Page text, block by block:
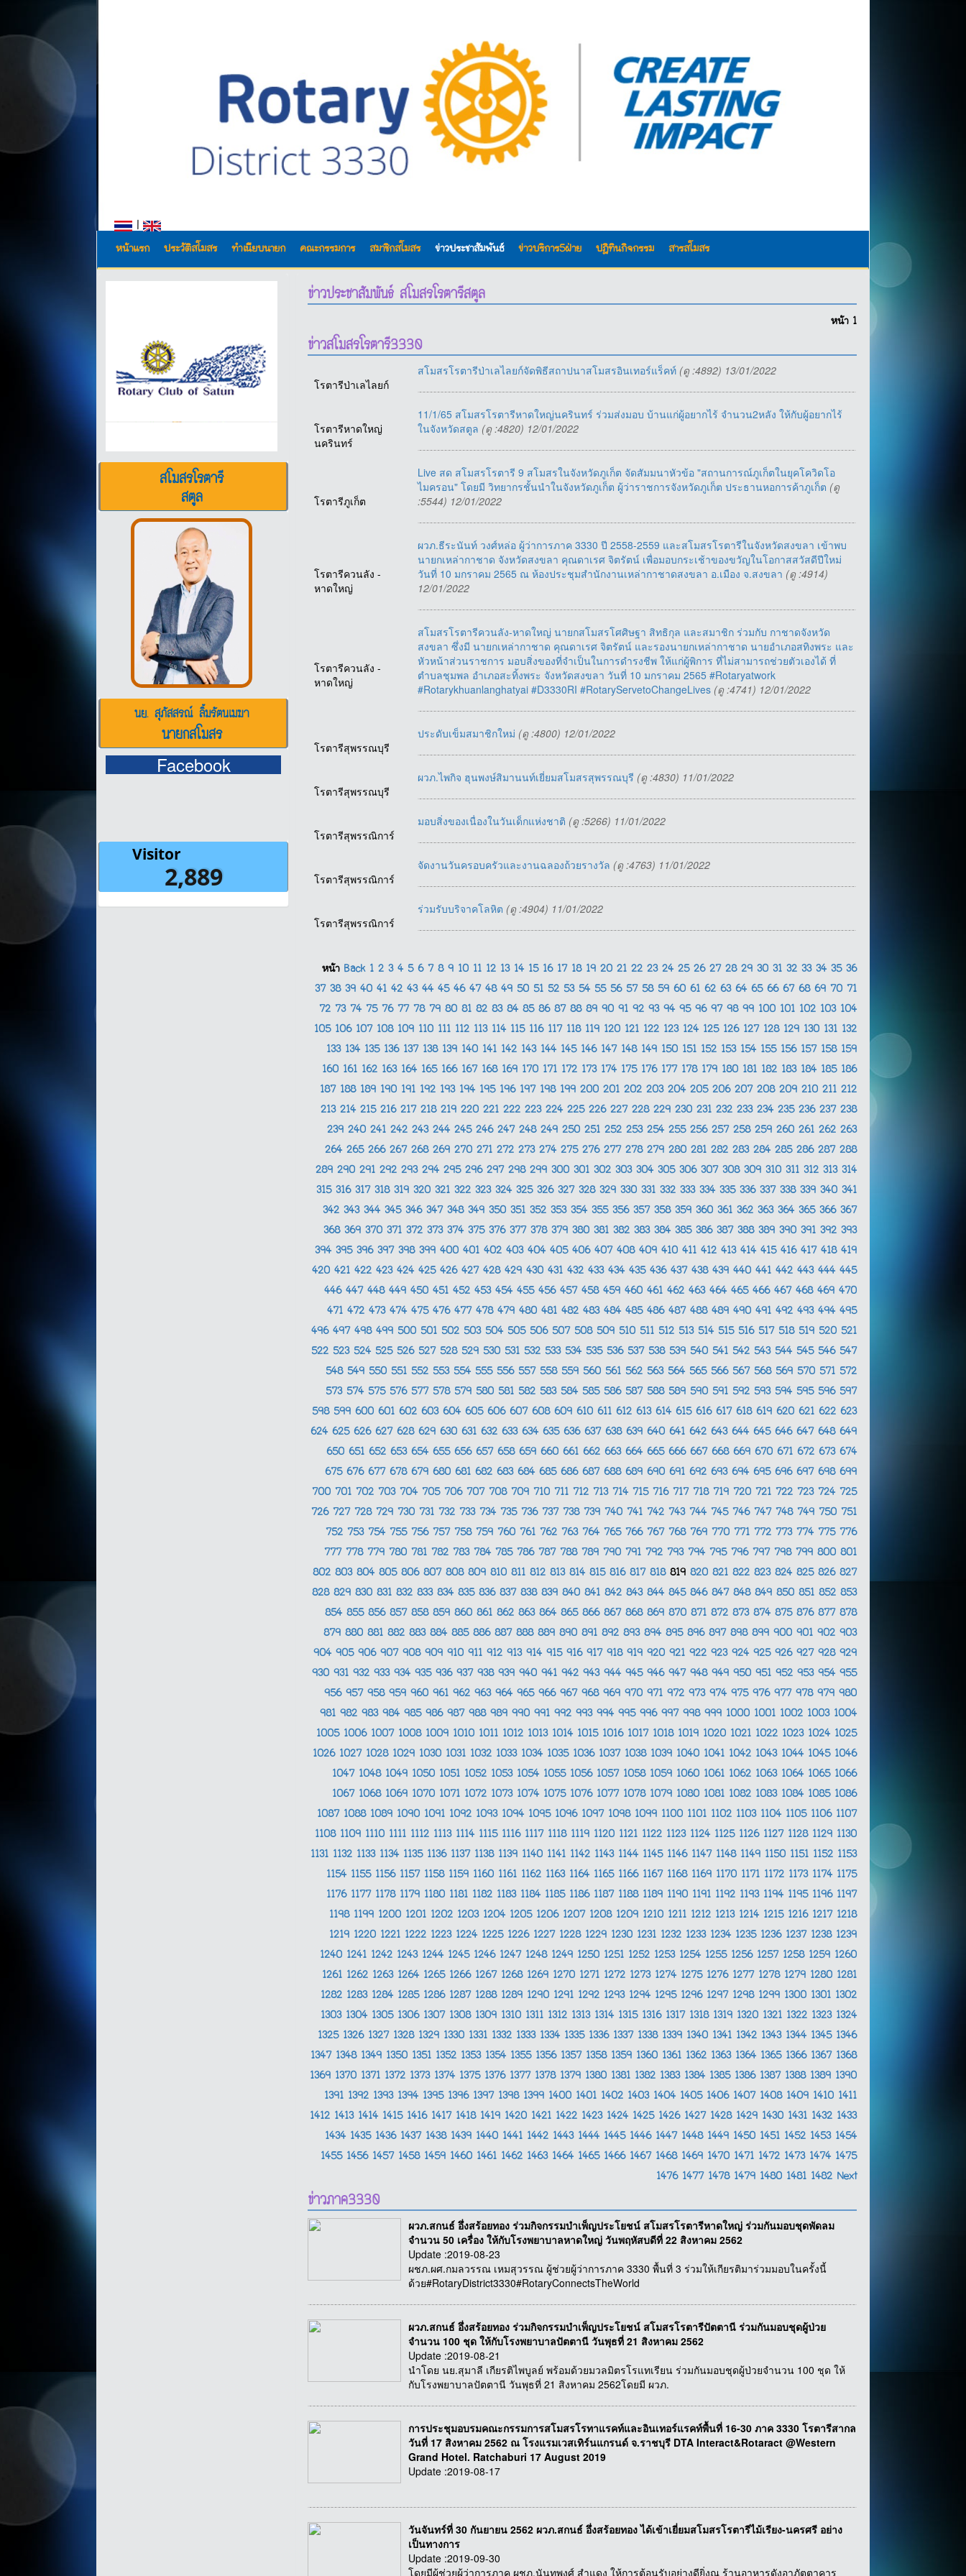
|
หน้าแรก ประวัติสโมสร ทำเนียบนายก คณะกรรมการ สมาชิกสโมสร ข่าวประชาสัมพันธ์ ข่าวบริการ5ฝ่าย ปฎิทินกิจกรรม สารสโมสร
สโมสรโรตารี
สตูล
นย. สุภัสสรณ์ ลิ้มรัตนเมฆา
นายกสโมสร
Facebook
ข่าวประชาสัมพันธ์ สโมสรโรตารีสตูล
หน้า 1
ข่าวสโมสรโรตารี3330
โรตารีป่าเลไลยก์
สโมสรโรตารีป่าเลไลยก์จัดพิธีสถาปนาสโมสรอินเทอร์แร็คท์ (ดู :4892) 13/01/2022
โรตารีหาดใหญ่
นครินทร์
11/1/65 สโมสรโรตารีหาดใหญ่นครินทร์ ร่วมส่งมอบ บ้านแก่ผู้อยากไร้ จำนวน2หลัง ให้กับผู้อยากไร้
ในจังหวัดสตูล (ดู :4820) 12/01/2022
โรตารีภูเก็ต
Live สด สโมสรโรตารี 9 สโมสรในจังหวัดภูเก็ต จัดสัมมนาหัวข้อ "สถานการณ์ภูเก็ตในยุคโควิดโอ
ไมครอน" โดยมี วิทยากรชั้นนำในจังหวัดภูเก็ต ผู้ว่าราชการจังหวัดภูเก็ต ประธานหอการค้าภูเก็ต (ดู
:5544) 12/01/2022
โรตารีควนลัง -
หาดใหญ่
ผวภ.ธีระนันท์ วงศ์หล่อ ผู้ว่าการภาค 3330 ปี 2558-2559 และสโมสรโรตารีในจังหวัดสงขลา เข้าพบ
นายกเหล่ากาชาด จังหวัดสงขลา คุณดาเรศ จิตรัตน์ เพื่อมอบกระเช้าของขวัญในโอกาสสวัสดีปีใหม่
วันที่ 10 มกราคม 2565 ณ ห้องประชุมสำนักงานเหล่ากาชาดสงขลา อ.เมือง จ.สงขลา (ดู :4914)
12/01/2022
โรตารีควนลัง -
หาดใหญ่
สโมสรโรตารีควนลัง-หาดใหญ่ นายกสโมสรโศศิษฐา สิทธิกุล และสมาชิก ร่วมกับ กาชาดจังหวัด
สงขลา ซึ่งมี นายกเหล่ากาชาด คุณดาเรศ จิตรัตน์ และรองนายกเหล่ากาชาด นายอำเภอสทิงพระ และ
หัวหน้าส่วนราชการ มอบสิ่งของที่จำเป็นในการดำรงชีพ ให้แก่ผู้พิการ ที่ไม่สามารถช่วยตัวเองได้ ที่
ตำบลชุมพล อำเภอสะทิ้งพระ จังหวัดสงขลา วันที่ 10 มกราคม 2565 #Rotaryatwork
#Rotarykhuanlanghatyai #D3330RI #RotaryServetoChangeLives (ดู :4741) 12/01/2022
โรตารีสุพรรณบุรี
ประดับเข็มสมาชิกใหม่ (ดู :4800) 12/01/2022
โรตารีสุพรรณบุรี
ผวภ.ไพกิจ ฮุนพงษ์สิมานนท์เยี่ยมสโมสรสุพรรณบุรี (ดู :4830) 11/01/2022
โรตารีสุพรรณิการ์
มอบสิ่งของเนื่องในวันเด็กแห่งชาติ (ดู :5266) 11/01/2022
โรตารีสุพรรณิการ์
จัดงานวันครอบครัวและงานฉลองถ้วยรางวัล (ดู :4763) 11/01/2022
โรตารีสุพรรณิการ์
ร่วมรับบริจาคโลหิต (ดู :4904) 11/01/2022
หน้า Back 1 2 3 4 5 6 7 8 9 10 11 12 13 14 15 16 17 18 19 20 21 22 23 24 25 26 27 28 29 30 31 32 33 34 35 36
37 38 39 40 41 42 43 44 45 46 47 48 49 50 51 52 53 54 55 56 57 58 59 60 61 62 63 64 65 66 67 68 69 70 71
72 73 74 75 76 77 78 79 80 81 82 83 84 85 86 87 88 89 90 91 92 93 94 95 96 97 98 99 100 101 102 103 104
105 106 107 108 109 110 111 112 113 114 115 116 117 118 119 120 121 122 123 124 125 126 127 128 129 130 131 132
133 134 135 136 137 138 139 140 141 142 143 144 145 146 147 148 149 150 151 152 153 154 155 156 157 158 159
160 161 162 163 164 165 166 167 168 169 170 171 172 173 174 175 176 177 178 179 180 181 182 183 184 185 186
187 188 189 190 191 192 193 194 195 196 197 198 199 200 201 202 203 204 205 206 207 208 209 210 211 212
213 214 215 216 217 218 219 220 221 222 223 224 225 226 227 228 229 230 231 232 233 234 235 236 237 238
239 240 241 242 243 244 245 246 247 248 249 250 251 252 253 254 255 256 257 258 259 260 261 262 263
264 265 266 267 268 269 270 271 272 273 274 275 276 277 278 279 280 281 282 283 284 285 286 287 288
289 290 291 292 293 294 295 296 297 298 299 300 301 302 303 304 305 306 307 308 309 310 311 312 313 314
315 316 317 318 319 320 321 322 323 324 325 326 327 328 329 330 331 332 333 334 335 336 337 338 339 340 341
342 343 344 345 346 347 348 349 350 351 352 353 354 355 356 357 358 359 360 361 362 363 364 365 366 367
368 369 370 371 372 373 374 375 376 377 378 379 380 381 382 383 384 385 386 387 388 389 390 391 392 393
394 395 396 397 398 399 400 401 402 403 404 405 406 407 408 409 410 411 412 413 414 415 416 417 418 419
420 421 422 423 424 425 426 427 428 429 430 431 432 433 434 435 436 437 438 439 440 441 442 443 444 445
446 447 448 449 450 451 452 453 454 455 456 457 458 459 460 461 462 463 464 465 466 467 468 469 470
471 472 473 474 475 476 477 478 479 480 481 482 483 484 485 486 487 488 489 490 491 492 493 494 495
496 497 498 499 500 501 502 503 504 505 506 507 508 509 510 511 512 513 514 515 516 517 518 519 520 521
522 523 524 525 526 527 528 529 530 531 532 533 534 535 536 537 538 539 540 541 542 543 544 545 546 547
548 549 550 551 552 553 554 555 556 557 558 559 560 561 562 563 564 565 566 567 568 569 570 571 572
573 574 575 576 577 578 579 580 581 582 583 584 585 586 587 588 589 590 591 592 593 594 595 596 597
598 599 600 601 602 603 604 605 606 607 608 609 610 611 612 613 614 615 616 617 618 619 620 621 622 623
624 625 626 627 628 629 630 631 632 633 634 635 636 637 638 639 640 641 642 643 644 645 646 647 648 649
650 651 652 653 654 655 656 657 658 659 660 661 662 663 664 665 666 667 668 669 670 671 672 673 674
675 676 677 678 679 680 681 682 683 684 685 686 687 688 689 690 691 692 693 694 695 696 697 698 699
700 701 702 703 704 705 706 707 708 709 710 711 712 713 714 715 716 717 718 719 720 721 722 723 724 725
726 727 728 729 730 731 732 733 734 735 736 737 738 739 740 741 742 743 744 745 746 747 748 749 750 751
752 753 754 755 756 757 758 759 760 761 762 763 764 765 766 767 768 769 770 771 772 773 774 775 776
777 778 779 780 781 782 783 784 785 786 787 788 789 790 791 792 793 794 795 796 797 798 799 800 801
802 803 804 805 806 807 808 809 810 811 812 813 814 815 816 817 818 819 820 821 822 823 824 825 826 827
828 829 830 831 832 833 834 835 836 837 838 839 840 841 842 843 844 845 846 847 848 849 850 851 852 853
854 855 856 857 858 859 860 861 862 863 864 865 866 867 868 869 870 871 872 873 874 875 876 877 878
879 880 881 882 883 884 885 886 887 888 889 890 891 892 893 894 895 896 897 898 899 900 901 902 903
904 905 906 907 908 909 910 911 912 913 914 915 916 917 918 919 920 921 922 923 924 925 926 927 928 929
930 931 932 933 934 935 936 937 938 939 940 941 942 943 944 945 946 947 948 949 950 951 952 953 954 955
956 957 958 959 960 961 962 963 964 965 966 967 968 969 970 971 972 973 974 975 976 977 978 979 980
981 982 983 984 985 986 987 988 989 990 991 992 993 994 995 996 997 998 999 1000 1001 1002 1003 1004
1005 1006 1007 1008 1009 1010 1011 1012 1013 1014 1015 1016 1017 1018 1019 1020 1021 1022 1023 1024 1025
1026 1027 1028 1029 1030 1031 1032 1033 1034 1035 1036 1037 1038 1039 1040 1041 1042 1043 1044 1045 1046
1047 1048 1049 1050 1051 1052 1053 1054 1055 1056 1057 1058 1059 1060 1061 1062 1063 1064 1065 1066
1067 1068 1069 1070 1071 1072 1073 1074 1075 1076 1077 1078 1079 1080 1081 1082 1083 1084 1085 1086
1087 1088 1089 1090 1091 1092 1093 1094 1095 1096 1097 1098 1099 1100 1101 1102 1103 1104 1105 1106 1107
1108 1109 1110 1111 1112 1113 1114 1115 1116 1117 1118 1119 1120 1121 1122 1123 1124 1125 1126 1127 1128 1129 1130
1131 1132 1133 1134 1135 1136 1137 1138 1139 1140 1141 1142 1143 1144 1145 1146 1147 1148 1149 1150 1151 1152 1153
1154 1155 1156 1157 1158 1159 1160 1161 1162 1163 1164 1165 1166 1167 1168 1169 1170 1171 1172 1173 1174 1175
1176 1177 1178 1179 1180 1181 1182 1183 1184 1185 1186 1187 1188 1189 1190 1191 1192 1193 1194 1195 1196 1197
1198 1199 1200 1201 1202 1203 1204 1205 1206 1207 1208 1209 1210 1211 1212 1213 1214 1215 1216 1217 1218
1219 1220 1221 1222 1223 1224 1225 1226 1227 1228 1229 1230 1231 1232 1233 1234 1235 1236 1237 1238 1239
1240 1241 1242 1243 1244 1245 1246 1247 1248 1249 1250 1251 1252 1253 1254 1255 1256 1257 1258 1259 1260
1261 1262 1263 1264 1265 1266 1267 1268 1269 1270 1271 1272 1273 1274 1275 1276 1277 1278 1279 1280 1281
1282 1283 1284 1285 1286 1287 1288 1289 1290 1291 1292 1293 1294 1295 1296 1297 1298 1299 1300 1301 1302
1303 1304 1305 1306 1307 1308 1309 1310 1311 1312 1313 1314 1315 1316 1317 1318 1319 1320 1321 1322 1323 1324
1325 1326 1327 1328 1329 1330 1331 1332 1333 1334 1335 1336 1337 1338 1339 1340 1341 1342 1343 1344 1345 1346
1347 1348 1349 1350 1351 1352 1353 1354 1355 1356 1357 1358 1359 1360 1361 1362 1363 1364 1365 1366 1367 1368
1369 1370 1371 1372 1373 1374 1375 1376 1377 1378 1379 1380 1381 1382 1383 1384 1385 1386 1387 1388 1389 1390
1391 1392 1393 1394 1395 1396 1397 1398 1399 1400 1401 1402 1403 1404 1405 1406 1407 1408 1409 1410 1411
1412 1413 1414 1415 1416 1417 1418 1419 1420 1421 1422 1423 1424 1425 1426 1427 1428 1429 1430 1431 1432 1433
1434 1435 1436 1437 1438 1439 1440 1441 1442 1443 1444 1445 1446 1447 1448 1449 1450 1451 1452 1453 1454
1455 1456 1457 1458 1459 1460 1461 1462 1463 1464 1465 1466 1467 1468 1469 1470 1471 1472 1473 1474 1475
1476 1477 1478 1479 1480 1481 1482 Next
ข่าวภาค3330
ผวภ.สกนธ์ อึ่งสร้อยทอง ร่วมกิจกรรมบำเพ็ญประโยชน์ สโมสรโรตารีหาดใหญ่ ร่วมกันมอบชุดพัดลม
จำนวน 50 เครื่อง ให้กับโรงพยาบาลหาดใหญ่ วันพฤหัสบดีที่ 22 สิงหาคม 2562
Update :2019-08-23
ผชภ.ผศ.กมลวรรณ เหมสุวรรณ ผู้ช่วยผู้ว่าการภาค 3330 พื้นที่ 3 ร่วมให้เกียรติมาร่วมมอบในครั้งนี้
ด้วย#RotaryDistrict3330#RotaryConnectsTheWorld
ผวภ.สกนธ์ อึ่งสร้อยทอง ร่วมกิจกรรมบำเพ็ญประโยชน์ สโมสรโรตารีปัตตานี ร่วมกันมอบชุดผู้ป่วย
จำนวน 100 ชุด ให้กับโรงพยาบาลปัตตานี วันพุธที่ 21 สิงหาคม 2562
Update :2019-08-21
นำโดย นย.สุมาลี เกียรติไพบูลย์ พร้อมด้วยมวลมิตรโรแทเรียน ร่วมกันมอบชุดผู้ป่วยจำนวน 100 ชุด ให้
กับโรงพยาบาลปัตตานี วันพุธที่ 21 สิงหาคม 2562โดยมี ผวภ.
การประชุมอบรมคณะกรรมการสโมสรโรทาแรคท์และอินเทอร์แรคท์พื้นที่ 16-30 ภาค 3330 โรตารีสากล
วันที่ 17 สิงหาคม 2562 ณ โรงแรมเวสเทิร์นแกรนด์ จ.ราชบุรี DTA Interact&Rotaract @Western
Grand Hotel. Ratchaburi 17 August 2019
Update :2019-08-17
วันจันทร์ที่ 30 กันยายน 2562 ผวภ.สกนธ์ อึ่งสร้อยทอง ได้เข้าเยี่ยมสโมสรโรตารีไม้เรียง-นครศรี อย่าง
เป็นทางการ
Update :2019-09-30
โดยมีผู้ช่วยผู้ว่าการภาค ผชภ.นันทพงศ์ สำแดง ให้การต้อนรับอย่างดียิ่งณ ร้านอาหารดังอาภัตตาคาร